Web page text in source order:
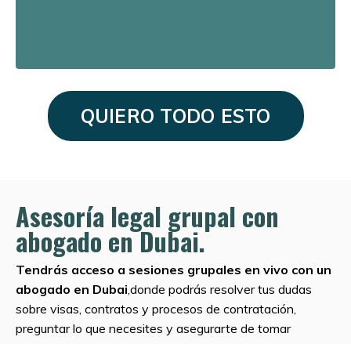
QUIERO TODO ESTO
Asesoría legal grupal con
abogado en Dubai.
Tendrás acceso a sesiones grupales en vivo con un
abogado en Dubai ,donde podrás resolver tus dudas
sobre visas, contratos y procesos de contratación,
preguntar lo que necesites y asegurarte de tomar